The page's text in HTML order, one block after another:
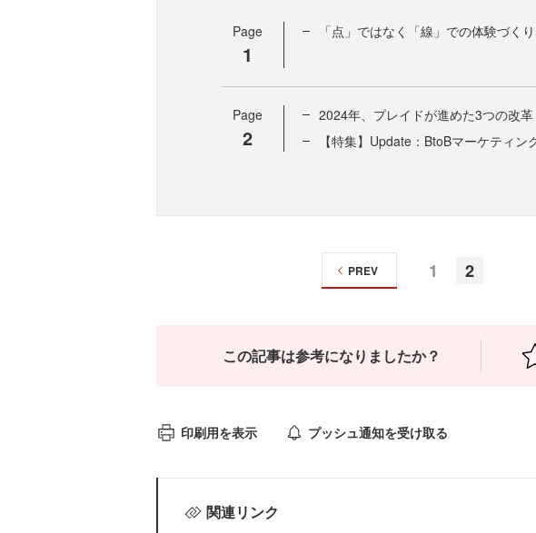
Page
1
「点」ではなく「線」での体験づく
Page
2
2024年、プレイドが進めた3つの改革
【特集】Update：BtoBマーケティン
1 2
PREV
この記事は参考になりましたか？
印刷用を表示 プッシュ通知を受け取る
関連リンク